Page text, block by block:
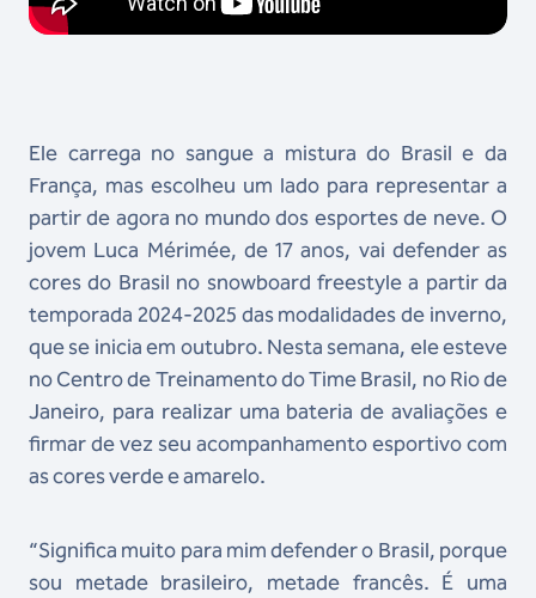
Ele carrega no sangue a mistura do Brasil e da
França, mas escolheu um lado para representar a
partir de agora no mundo dos esportes de neve. O
jovem Luca Mérimée, de 17 anos, vai defender as
cores do Brasil no snowboard freestyle a partir da
temporada 2024-2025 das modalidades de inverno,
que se inicia em outubro. Nesta semana, ele esteve
no Centro de Treinamento do Time Brasil, no Rio de
Janeiro, para realizar uma bateria de avaliações e
firmar de vez seu acompanhamento esportivo com
as cores verde e amarelo.
“Significa muito para mim defender o Brasil, porque
sou metade brasileiro, metade francês. É uma